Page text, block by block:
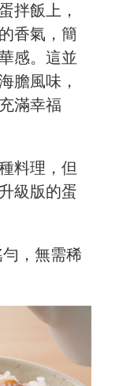
拌飯上，
香氣，簡
感。這並
膽風味，
滿幸福
料理，但
級版的蛋
，無需稀